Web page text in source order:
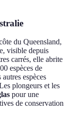
du Queensland,
visible depuis
carrés, elle abrite
espèces de
espèces
plongeurs et les
pour une
de conservation